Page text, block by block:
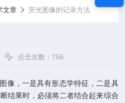
文章 荧光图像的记录方法
点击次数：756
像，一是具有形态学特征，二是具
结果时，必须将二者结合起来综合